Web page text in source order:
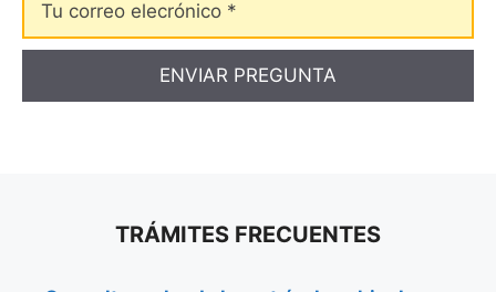
correo
elecrónico
TRÁMITES FRECUENTES